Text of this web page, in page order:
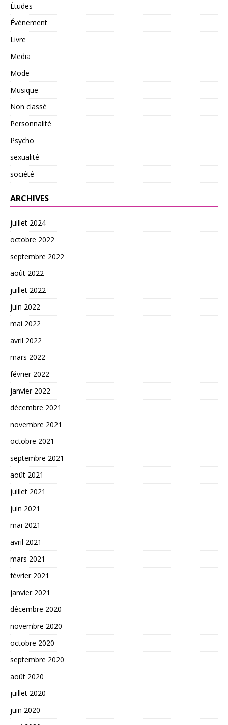
Études
Événement
Livre
Media
Mode
Musique
Non classé
Personnalité
Psycho
sexualité
société
ARCHIVES
juillet 2024
octobre 2022
septembre 2022
août 2022
juillet 2022
juin 2022
mai 2022
avril 2022
mars 2022
février 2022
janvier 2022
décembre 2021
novembre 2021
octobre 2021
septembre 2021
août 2021
juillet 2021
juin 2021
mai 2021
avril 2021
mars 2021
février 2021
janvier 2021
décembre 2020
novembre 2020
octobre 2020
septembre 2020
août 2020
juillet 2020
juin 2020